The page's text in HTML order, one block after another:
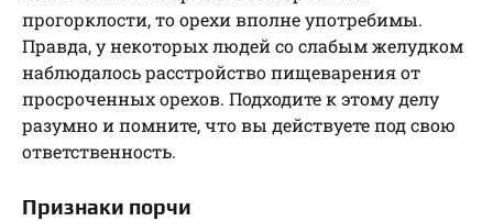
прогорклости, то орехи вполне употребимы.
Правда, у некоторых людей со слабым желудком
наблюдалось расстройство пищеварения от
просроченных орехов. Подходите к этому делу
разумно и помните, что вы действуете под свою
ответственность.
Признаки порчи